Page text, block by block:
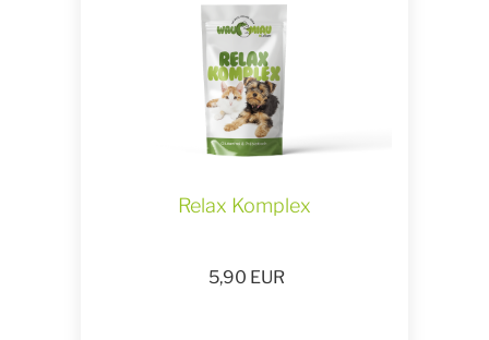
Relax Komplex
5,90 EUR